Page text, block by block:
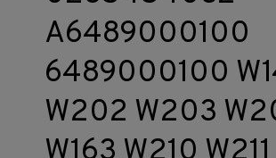
A6489000100
6489000100
W202 W203